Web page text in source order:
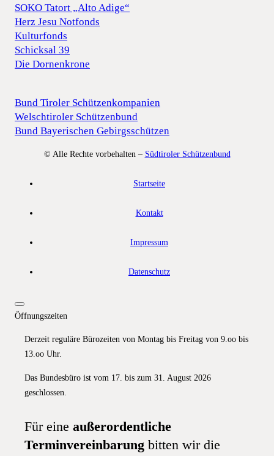
SOKO Tatort „Alto Adige“
Herz Jesu Notfonds
Kulturfonds
Schicksal 39
Die Dornenkrone
Bund Tiroler Schützenkompanien
Welschtiroler Schützenbund
Bund Bayerischen Gebirgsschützen
© Alle Rechte vorbehalten – Südtiroler Schützenbund
Startseite
Kontakt
Impressum
Datenschutz
Öffnungszeiten
Derzeit reguläre Bürozeiten von Montag bis Freitag von 9.oo bis
13.oo Uhr.
Das Bundesbüro ist vom 17. bis zum 31. August 2026
geschlossen.
Für eine außerordentliche
Terminvereinbarung bitten wir die